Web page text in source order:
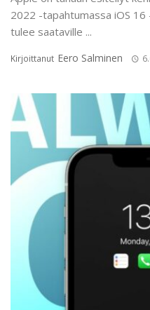
2022 -tapahtumassa iOS
tulee saataville ...
Kirjoittanut Eero Salminen